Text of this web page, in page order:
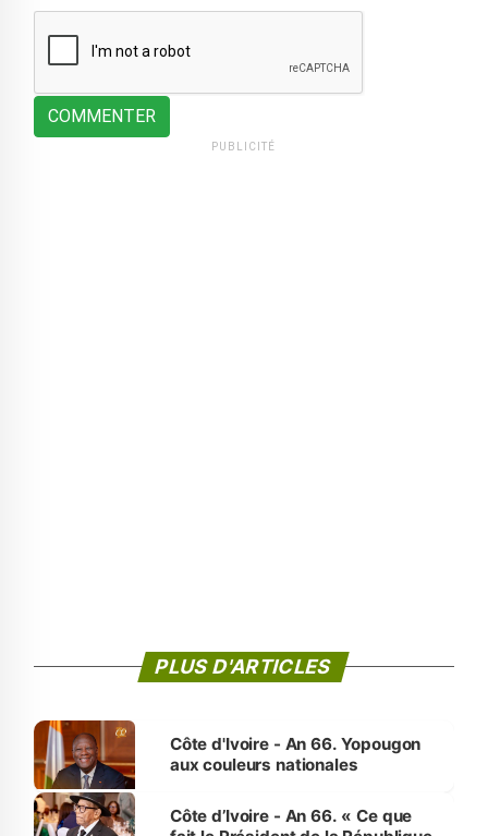
COMMENTER
PUBLICITÉ
PLUS D'ARTICLES
Côte d'Ivoire - An 66. Yopougon
aux couleurs nationales
Côte d’Ivoire - An 66. « Ce que